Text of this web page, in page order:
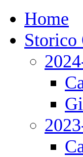
Home
Storico